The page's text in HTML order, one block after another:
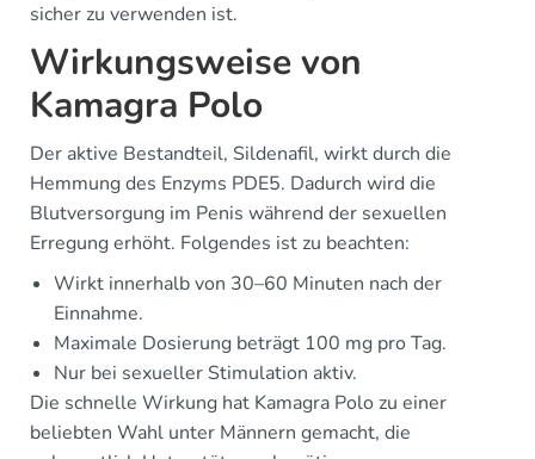
sicher zu verwenden ist.
Wirkungsweise von
Kamagra Polo
Der aktive Bestandteil, Sildenafil, wirkt durch die
Hemmung des Enzyms PDE5. Dadurch wird die
Blutversorgung im Penis während der sexuellen
Erregung erhöht. Folgendes ist zu beachten:
Wirkt innerhalb von 30–60 Minuten nach der
Einnahme.
Maximale Dosierung beträgt 100 mg pro Tag.
Nur bei sexueller Stimulation aktiv.
Die schnelle Wirkung hat Kamagra Polo zu einer
beliebten Wahl unter Männern gemacht, die